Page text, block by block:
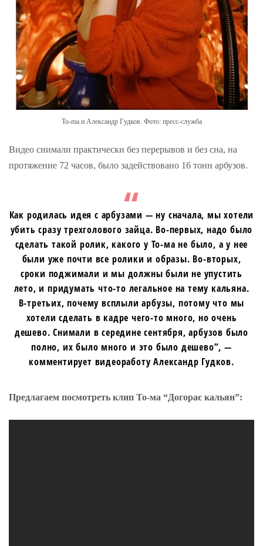
To-ma и Александр Гудков. Фото: пресс-служба
Видео снимали практически без перерывов и без сна, на
протяжение 72 часов, было задействовано 16 тонн арбузов.
Как родилась идея с арбузами — ну сначала, мы хотели
убить сразу трехголового зайца. Во-первых, надо было
сделать такой ролик, какого у То-ма не было, а у нее
были уже почти все ролики и образы. Во-вторых,
сроки поджимали и мы должны были не упустить
лето, и придумать что-то легальное на тему кальяна.
В-третьих, почему всплыли арбузы, потому что мы
хотели сделать в кадре чего-то много, но очень
дешево. Снимали в середине сентября, арбузов было
полно, их было много и это было дешево”, —
комментирует видеоработу Александр Гудков.
Предлагаем посмотреть клип То-ма “Догорає кальян”: